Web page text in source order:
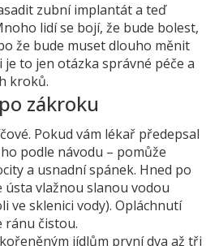
zubní implantát a teď
lidí se bojí, že bude bolest,
že bude muset dlouho měnit
to jen otázka správné péče a
kroků.
zákroku
Pokud vám lékař předepsal
podle návodu – pomůže
a usnadní spánek. Hned po
vlažnou slanou vodou
ve sklenici vody). Opláchnutí
ránu čistou.
jídlům první dva až tři